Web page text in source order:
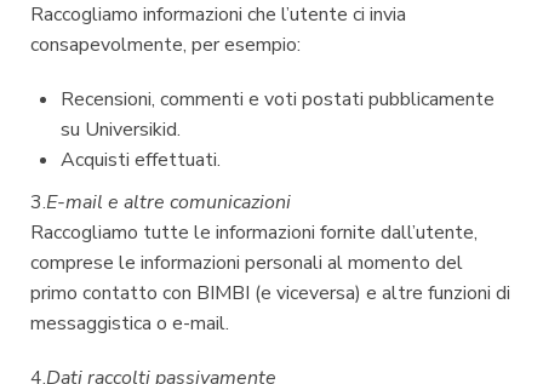
Raccogliamo informazioni che l’utente ci invia
consapevolmente, per esempio:
Recensioni, commenti e voti postati pubblicamente
su Universikid.
Acquisti effettuati.
3.E-mail e altre comunicazioni
Raccogliamo tutte le informazioni fornite dall’utente,
comprese le informazioni personali al momento del
primo contatto con BIMBI (e viceversa) e altre funzioni di
messaggistica o e-mail.
4.Dati raccolti passivamente